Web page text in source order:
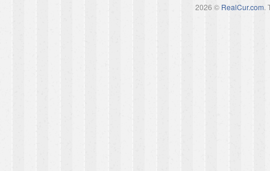
2026 © RealCur.com.